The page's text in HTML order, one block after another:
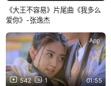
《大王不容易》片尾曲《我多么
爱你》-张逸杰
542 1 01:55
App